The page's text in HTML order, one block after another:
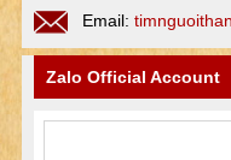
Email:
Zalo Official Account